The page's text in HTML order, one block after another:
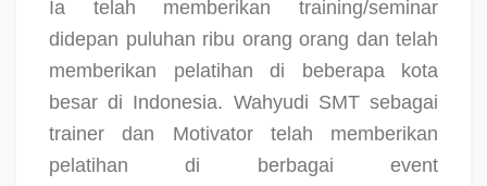
Ia telah memberikan training/seminar
didepan puluhan ribu orang orang dan telah
memberikan pelatihan di beberapa kota
besar di Indonesia. Wahyudi SMT sebagai
trainer dan Motivator telah memberikan
pelatihan di berbagai event